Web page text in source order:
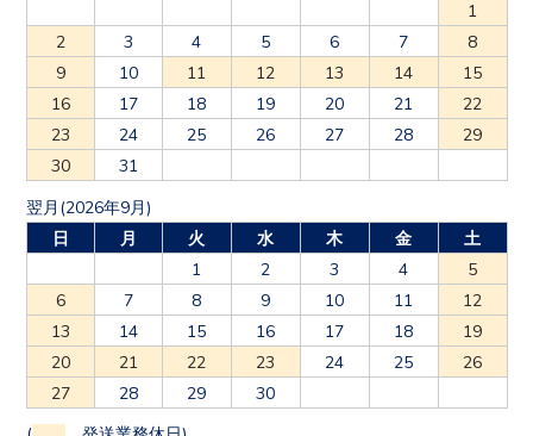
1
2
3 4 5 6 7
8
9
10 11 12 13 14
15
16
17 18 19 20 21
22
23
24 25 26 27 28
29
30
31
翌月(2026年9月)
日
月 火 水 木 金
土
1
2 3 4
5
6
7 8 9 10 11
12
13
14 15 16 17 18
19
20
21 22 23 24 25
26
27
28 29 30
( 発送業務休日)